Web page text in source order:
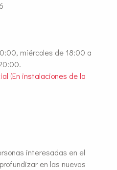
miércoles de 18:00 a
(En instalaciones de la
interesadas en el
en las nuevas